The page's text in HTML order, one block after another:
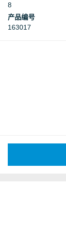
8
产品编号
163017